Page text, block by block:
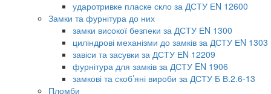
ударотривке пласке скло за ДСТУ ЕN 12600
Замки та фурнітура до них
замки високої безпеки за ДСТУ ЕN 1300
циліндрові механізми до замків за ДСТУ ЕN 1303
завіси та засувки за ДСТУ ЕN 12209
фурнітура для замків за ДСТУ EN 1906
замкові та скоб’яні вироби за ДСТУ Б В.2.6-13
Пломби